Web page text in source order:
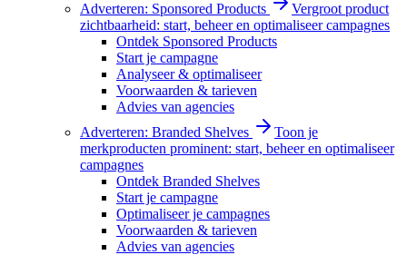
Adverteren: Sponsored Products
Vergroot product
zichtbaarheid: start, beheer en optimaliseer campagnes
Ontdek Sponsored Products
Start je campagne
Analyseer & optimaliseer
Voorwaarden & tarieven
Advies van agencies
Adverteren: Branded Shelves
Toon je
merkproducten prominent: start, beheer en optimaliseer
campagnes
Ontdek Branded Shelves
Start je campagne
Optimaliseer je campagnes
Voorwaarden & tarieven
Advies van agencies